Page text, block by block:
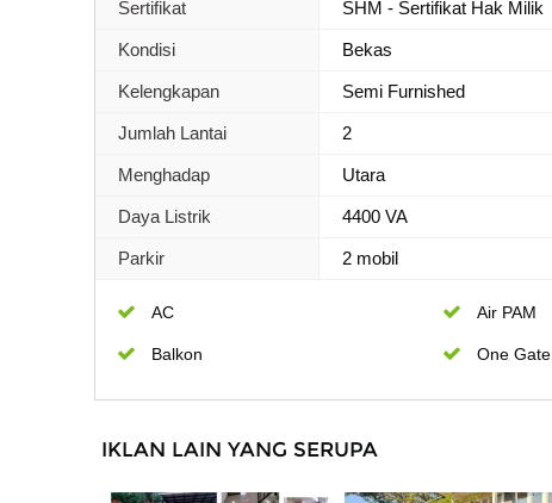
Sertifikat SHM - Sertifikat Hak Milik
Kondisi Bekas
Kelengkapan Semi Furnished
Jumlah Lantai 2
Menghadap Utara
Daya Listrik 4400 VA
Parkir 2 mobil
AC Air PAM
Balkon One Gate
IKLAN LAIN YANG SERUPA